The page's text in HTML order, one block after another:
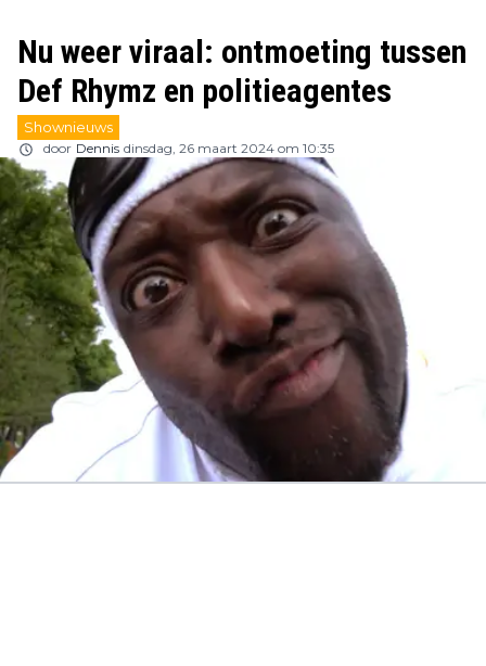
Nu weer viraal: ontmoeting tussen
Def Rhymz en politieagentes
Shownieuws
door Dennis dinsdag, 26 maart 2024 om 10:35